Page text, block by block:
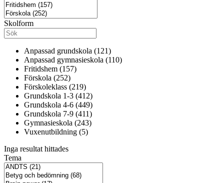
Skolform
Anpassad grundskola (121)
Anpassad gymnasieskola (110)
Fritidshem (157)
Förskola (252)
Förskoleklass (219)
Grundskola 1-3 (412)
Grundskola 4-6 (449)
Grundskola 7-9 (411)
Gymnasieskola (243)
Vuxenutbildning (5)
Inga resultat hittades
Tema